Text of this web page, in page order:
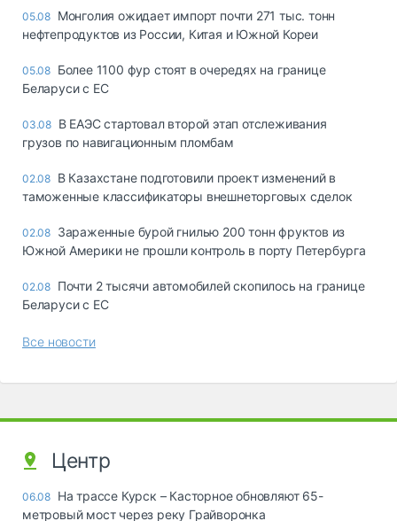
05.08 Монголия ожидает импорт почти 271 тыс. тонн
нефтепродуктов из России, Китая и Южной Кореи
05.08 Более 1100 фур стоят в очередях на границе
Беларуси с ЕС
03.08 В ЕАЭС стартовал второй этап отслеживания
грузов по навигационным пломбам
02.08 В Казахстане подготовили проект изменений в
таможенные классификаторы внешнеторговых сделок
02.08 Зараженные бурой гнилью 200 тонн фруктов из
Южной Америки не прошли контроль в порту Петербурга
02.08 Почти 2 тысячи автомобилей скопилось на границе
Беларуси с ЕС
Все новости
Центр
06.08 На трассе Курск – Касторное обновляют 65-
метровый мост через реку Грайворонка